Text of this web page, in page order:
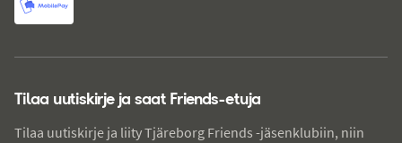
Tilaa uutiskirje ja saat Friends-etuja
Tilaa uutiskirje ja liity Tjäreborg Friends -jäsenklubiin, niin